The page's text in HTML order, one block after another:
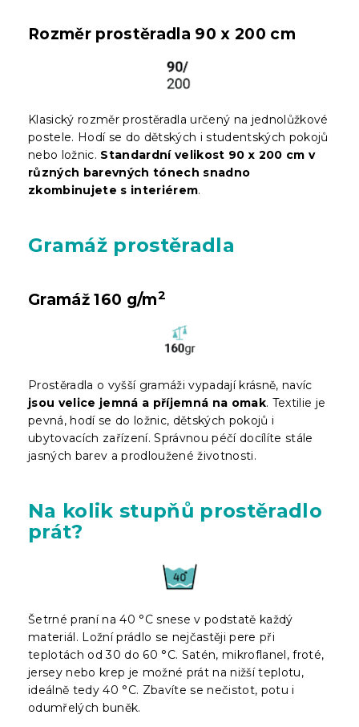
Rozměr prostěradla 90 x 200 cm
Klasický rozměr prostěradla určený na jednolůžkové
postele. Hodí se do dětských i studentských pokojů
nebo ložnic. Standardní velikost 90 x 200 cm v
různých barevných tónech snadno
zkombinujete s interiérem.
Gramáž prostěradla
Gramáž 160 g/m2
Prostěradla o vyšší gramáži vypadají krásně, navíc
jsou velice jemná a příjemná na omak. Textilie je
pevná, hodí se do ložnic, dětských pokojů i
ubytovacích zařízení. Správnou péčí docílíte stále
jasných barev a prodloužené životnosti.
Na kolik stupňů prostěradlo
prát?
Šetrné praní na 40 °C snese v podstatě každý
materiál. Ložní prádlo se nejčastěji pere při
teplotách od 30 do 60 °C. Satén, mikroflanel, froté,
jersey nebo krep je možné prát na nižší teplotu,
ideálně tedy 40 °C. Zbavíte se nečistot, potu i
odumřelých buněk.